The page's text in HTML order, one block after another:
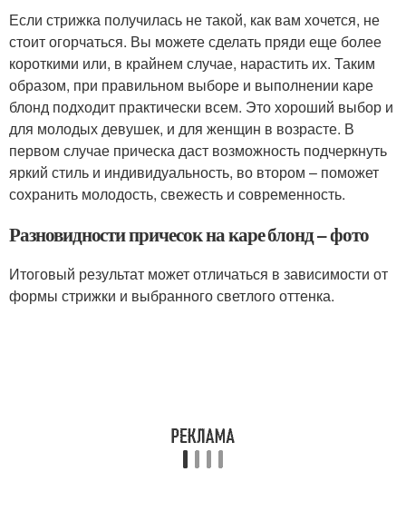
Если стрижка получилась не такой, как вам хочется, не
стоит огорчаться. Вы можете сделать пряди еще более
короткими или, в крайнем случае, нарастить их. Таким
образом, при правильном выборе и выполнении каре
блонд подходит практически всем. Это хороший выбор и
для молодых девушек, и для женщин в возрасте. В
первом случае прическа даст возможность подчеркнуть
яркий стиль и индивидуальность, во втором – поможет
сохранить молодость, свежесть и современность.
Разновидности причесок на каре блонд – фото
Итоговый результат может отличаться в зависимости от
формы стрижки и выбранного светлого оттенка.